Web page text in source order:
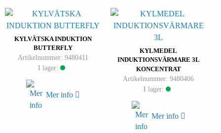
KYLVÄTSKA INDUKTION
BUTTERFLY
Artikelnummer: 9480411
I lager:
Mer info
KYLMEDEL
INDUKTIONSVÄRMARE 3L
KONCENTRAT
Artikelnummer: 9480406
I lager:
Mer info